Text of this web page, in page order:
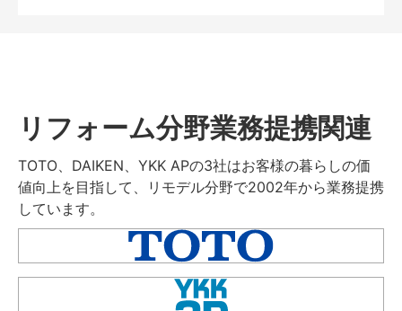
リフォーム分野業務提携関連
TOTO、DAIKEN、YKK APの3社はお客様の暮らしの価
値向上を目指して、リモデル分野で2002年から業務提携
しています。